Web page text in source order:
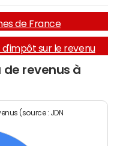
de France
d'impôt sur le revenu
de revenus à
(source : JDN